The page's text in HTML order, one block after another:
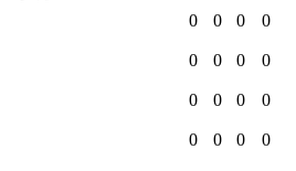
0 0 0 0
0 0 0 0
0 0 0 0
0 0 0 0